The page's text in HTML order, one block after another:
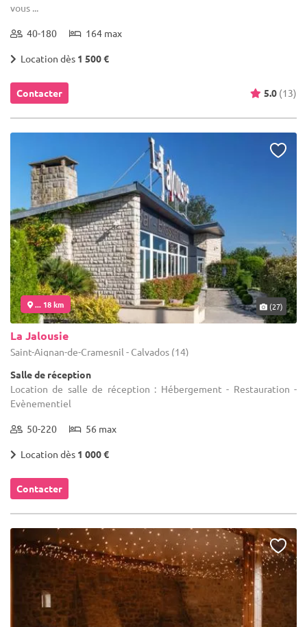
vous ...
40-180 164 max
Location dès 1 500 €
Contacter 5.0 (13)
... 18 km (27)
La Jalousie
Saint-Aignan-de-Cramesnil - Calvados (14)
Salle de réception
Location de salle de réception : Hébergement - Restauration -
Evènementiel
50-220 56 max
Location dès 1 000 €
Contacter